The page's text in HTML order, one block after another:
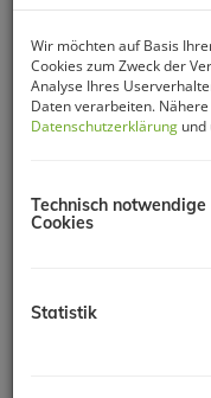
Wir möchten auf Basis
Cookies zum Zweck der
Analyse Ihres
Daten verarbeiten.
Datenschutzerklärung und
Technisch notwendige
Cookies
Statistik